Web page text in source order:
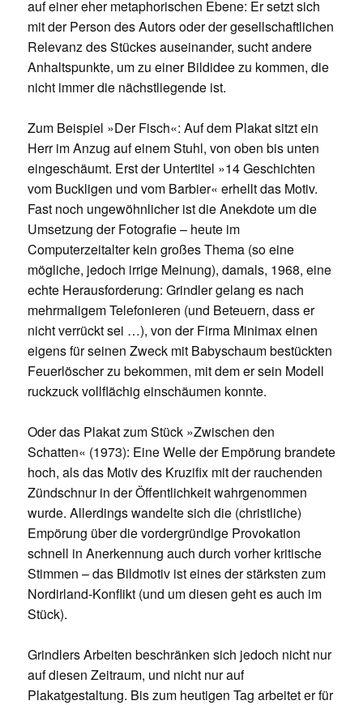
auf einer eher metaphorischen Ebene: Er setzt sich
mit der Person des Autors oder der gesellschaftlichen
Relevanz des Stückes auseinander, sucht andere
Anhaltspunkte, um zu einer Bildidee zu kommen, die
nicht immer die nächstliegende ist.
Zum Beispiel »Der Fisch«: Auf dem Plakat sitzt ein
Herr im Anzug auf einem Stuhl, von oben bis unten
eingeschäumt. Erst der Untertitel »14 Geschichten
vom Buckligen und vom Barbier« erhellt das Motiv.
Fast noch ungewöhnlicher ist die Anekdote um die
Umsetzung der Fotografie – heute im
Computerzeitalter kein großes Thema (so eine
mögliche, jedoch irrige Meinung), damals, 1968, eine
echte Herausforderung: Grindler gelang es nach
mehrmaligem Telefonieren (und Beteuern, dass er
nicht verrückt sei …), von der Firma Minimax einen
eigens für seinen Zweck mit Babyschaum bestückten
Feuerlöscher zu bekommen, mit dem er sein Modell
ruckzuck vollflächig einschäumen konnte.
Oder das Plakat zum Stück »Zwischen den
Schatten« (1973): Eine Welle der Empörung brandete
hoch, als das Motiv des Kruzifix mit der rauchenden
Zündschnur in der Öffentlichkeit wahrgenommen
wurde. Allerdings wandelte sich die (christliche)
Empörung über die vordergründige Provokation
schnell in Anerkennung auch durch vorher kritische
Stimmen – das Bildmotiv ist eines der stärksten zum
Nordirland-Konflikt (und um diesen geht es auch im
Stück).
Grindlers Arbeiten beschränken sich jedoch nicht nur
auf diesen Zeitraum, und nicht nur auf
Plakatgestaltung. Bis zum heutigen Tag arbeitet er für